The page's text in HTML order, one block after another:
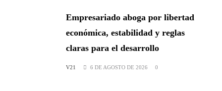
Empresariado aboga por libertad
económica, estabilidad y reglas
claras para el desarrollo
V21 6 DE AGOSTO DE 2026 0